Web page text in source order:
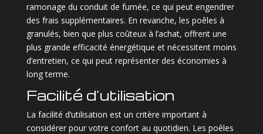
ramonage du conduit de fumée, ce qui peut engendrer
des frais supplémentaires. En revanche, les poêles à
granulés, bien que plus coûteux à l’achat, offrent une
plus grande efficacité énergétique et nécessitent moins
d’entretien, ce qui peut représenter des économies à
long terme.
Facilité d’utilisation
La facilité d’utilisation est un critère important à
considérer pour votre confort au quotidien. Les poêles